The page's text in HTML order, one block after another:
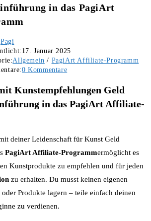
in das PagiArt
Pagi
17. Januar 2025
Allgemein / PagiArt Affiliate-Programm
0 Kommentare
Kunstempfehlungen Geld
in das PagiArt Affiliate-
deiner Leidenschaft für Kunst Geld
PagiArt Affiliate-Programmermöglicht es
Kunstprodukte zu empfehlen und für jeden
zu erhalten. Du musst keinen eigenen
Produkte lagern – teile einfach deinen
zu verdienen.